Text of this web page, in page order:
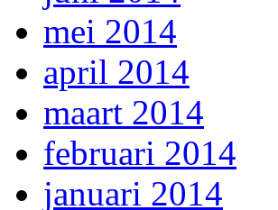
mei 2014
april 2014
maart 2014
februari 2014
januari 2014